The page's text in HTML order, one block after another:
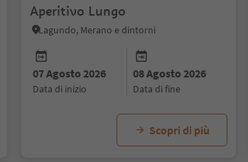
21 Agosto 2026
data dell'evento
28 Agosto 2026
Aperitivo Lungo
Lagundo, Merano e dintorni
07 Agosto 2026
data di inizio
08 Agosto 2026
data di fine
Scopri di più